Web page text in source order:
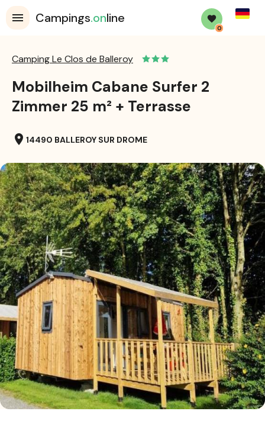
Campings.online
0
Camping Le Clos de Balleroy
Mobilheim Cabane Surfer 2
Zimmer 25 m² + Terrasse
location_on 14490 BALLEROY SUR DROME